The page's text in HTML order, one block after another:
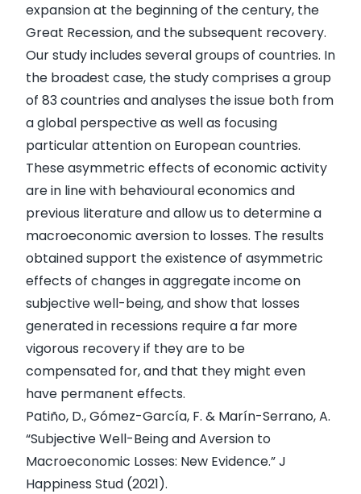
expansion at the beginning of the century, the
Great Recession, and the subsequent recovery.
Our study includes several groups of countries. In
the broadest case, the study comprises a group
of 83 countries and analyses the issue both from
a global perspective as well as focusing
particular attention on European countries.
These asymmetric effects of economic activity
are in line with behavioural economics and
previous literature and allow us to determine a
macroeconomic aversion to losses. The results
obtained support the existence of asymmetric
effects of changes in aggregate income on
subjective well-being, and show that losses
generated in recessions require a far more
vigorous recovery if they are to be
compensated for, and that they might even
have permanent effects.
Patiño, D., Gómez-García, F. & Marín-Serrano, A.
“Subjective Well-Being and Aversion to
Macroeconomic Losses: New Evidence.” J
Happiness Stud (2021).